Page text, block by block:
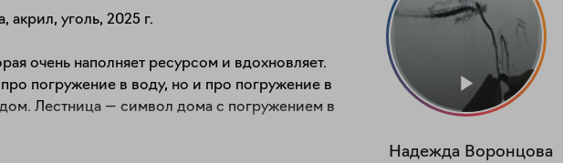
акрил, уголь, 2025 г.
очень наполняет ресурсом и вдохновляет.
погружение в воду, но и про погружение в
Лестница — символ дома с погружением в
Надежда Воронцова